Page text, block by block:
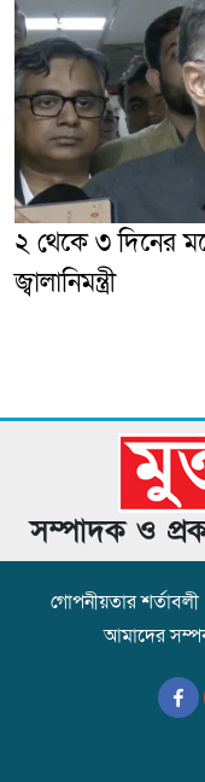
২ থেকে ৩ দিনের
জ্বালানিমন্ত্রী
সম্পাদক ও
গোপনীয়তার শর্তাবলী
আমাদের